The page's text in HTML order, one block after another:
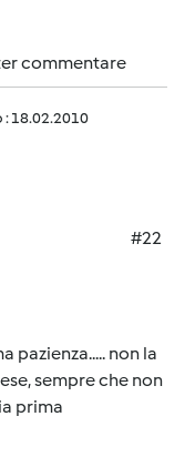
commentare
: 18.02.2010
#22
pazienza..... non la
sempre che non
prima